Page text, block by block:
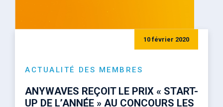
10 février 2020
ACTUALITÉ DES MEMBRES
ANYWAVES REÇOIT LE PRIX « START-
UP DE L’ANNÉE » AU CONCOURS LES